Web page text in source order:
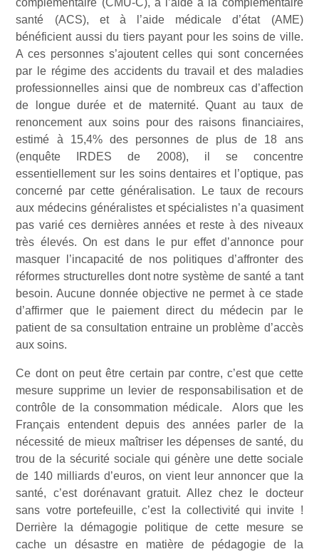
santé (ACS), et à l’aide médicale d’état (AME)
bénéficient aussi du tiers payant pour les soins de ville.
A ces personnes s’ajoutent celles qui sont concernées
par le régime des accidents du travail et des maladies
professionnelles ainsi que de nombreux cas d’affection
de longue durée et de maternité. Quant au taux de
renoncement aux soins pour des raisons financiaires,
estimé à 15,4% des personnes de plus de 18 ans
(enquête IRDES de 2008), il se concentre
essentiellement sur les soins dentaires et l’optique, pas
concerné par cette généralisation. Le taux de recours
aux médecins généralistes et spécialistes n’a quasiment
pas varié ces dernières années et reste à des niveaux
très élevés. On est dans le pur effet d’annonce pour
masquer l’incapacité de nos politiques d’affronter des
réformes structurelles dont notre système de santé a tant
besoin. Aucune donnée objective ne permet à ce stade
d’affirmer que le paiement direct du médecin par le
patient de sa consultation entraine un problème d’accès
aux soins.
Ce dont on peut être certain par contre, c’est que cette
mesure supprime un levier de responsabilisation et de
contrôle de la consommation médicale. Alors que les
Français entendent depuis des années parler de la
nécessité de mieux maîtriser les dépenses de santé, du
trou de la sécurité sociale qui génère une dette sociale
de 140 milliards d’euros, on vient leur annoncer que la
santé, c’est dorénavant gratuit. Allez chez le docteur
sans votre portefeuille, c’est la collectivité qui invite !
Derrière la démagogie politique de cette mesure se
cache un désastre en matière de pédagogie de la